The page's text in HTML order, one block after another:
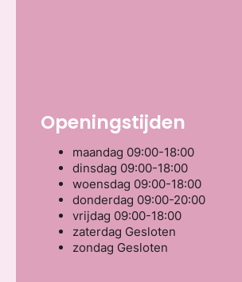
Openingstijden
maandag 09:00-18:00
dinsdag 09:00-18:00
woensdag 09:00-18:00
donderdag 09:00-20:00
vrijdag 09:00-18:00
zaterdag Gesloten
zondag Gesloten